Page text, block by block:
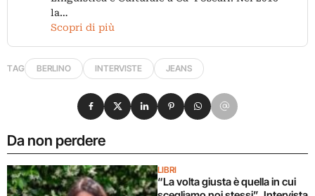
la…
Scopri di più
TAG BERLINO INTERVISTE JEANS
Da non perdere
LIBRI
“La volta giusta è quella in cui
Condividi su Facebook
Condividi su X
Condividi su LinkedIn
Condividi su Pinterest
Condividi su WhatsApp
Condividi su Email